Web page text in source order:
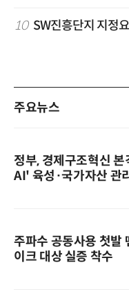
10 SW진흥단지 지정
주요뉴스
정부, 경제구조혁신
AI' 육성·국가자산 관
주파수 공동사용 첫
이크 대상 실증 착수